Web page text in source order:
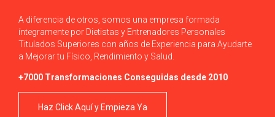
A diferencia de otros, somos una empresa formada
íntegramente por Dietistas y Entrenadores Personales
Titulados Superiores con años de Experiencia para Ayudarte
a Mejorar tu Físico, Rendimiento y Salud.
+7000 Transformaciones Conseguidas desde 2010
Haz Click Aquí y Empieza Ya